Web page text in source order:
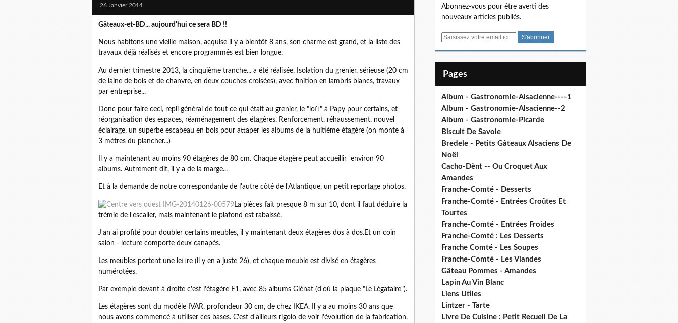
26 Janvier 2014
Gâteaux-et-BD... aujourd'hui ce sera BD !!
Nous habitons une vieille maison, acquise il y a bientôt 8 ans, son charme est grand, et la liste des
travaux déjà réalisés et encore programmés est bien longue.
Au dernier trimestre 2013, la cinquième tranche... a été réalisée. Isolation du grenier, sérieuse (20 cm
de laine de bois et de chanvre, en deux couches croisées), avec finition en lambris blancs, travaux
par entreprise...
Donc pour faire ceci, repli général de tout ce qui était au grenier, le "loft" à Papy pour certains, et
réorganisation des espaces, réaménagement des étagères. Renforcement, réhaussement, nouvel
éclairage, un superbe escabeau en bois pour attaper les albums de la huitième étagère (on monte à
3 mètres du plancher...)
Il y a maintenant au moins 90 étagères de 80 cm. Chaque étagère peut accueillir environ 90
albums. Autrement dit, il y a de la marge...
Et à la demande de notre correspondante de l'autre côté de l'Atlantique, un petit reportage photos.
La pièces fait presque 8 m sur 10, dont il faut déduire la
trémie de l'escalier, mais maintenant le plafond est rabaissé.
J'an ai profité pour doubler certains meubles, il y maintenant deux étagères dos à dos.Et un coin
salon - lecture comporte deux canapés.
Les meubles portent une lettre (il y en a juste 26), et chaque meuble est divisé en étagères
numérotées.
Par exemple devant à droite c'est l'étagère E1, avec 85 albums Glénat (d'où la plaque "Le Légataire").
Les étagères sont du modèle IVAR, profondeur 30 cm, de chez IKEA. Il y a au moins 30 ans que
nous avons commencé à utiliser ces bases. C'est d'ailleurs rigolo de voir l'évolution de la fabrication.
Abonnez-vous pour être averti des
nouveaux articles publiés.
E
Pages
Album - Gastronomie-Alsacienne----1
Album - Gastronomie-Alsacienne--2
Album - Gastronomie-Picarde
Biscuit De Savoie
Bredele - Petits Gâteaux Alsaciens De
Noël
Cacho-Dènt -- Ou Croquet Aux
Amandes
Franche-Comté - Desserts
Franche-Comté - Entrées Croûtes Et
Tourtes
Franche-Comté - Entrées Froides
Franche-Comté : Les Desserts
Franche Comté - Les Soupes
Franche-Comté - Les Viandes
Gâteau Pommes - Amandes
Lapin Au Vin Blanc
Liens Utiles
Lintzer - Tarte
Livre De Cuisine : Petit Recueil De La